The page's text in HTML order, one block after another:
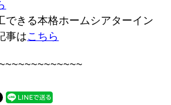
きる本格ホームシアターイン
事はこちら